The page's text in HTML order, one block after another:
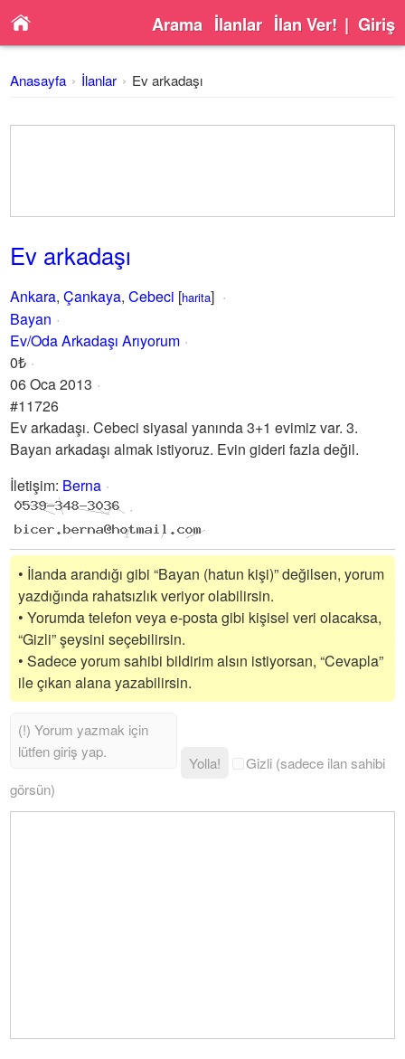
Arama İlanlar İlan Ver! | Giriş
Anasayfa İlanlar Ev arkadaşı
Ev arkadaşı
Ankara,Çankaya,Cebeci [harita]
Bayan
Ev/Oda Arkadaşı Arıyorum
0₺
06 Oca 2013
#11726
Ev arkadaşı. Cebeci siyasal yanında 3+1 evimiz var. 3.
Bayan arkadaşı almak istiyoruz. Evin gideri fazla değil.
İletişim: Berna
• İlanda arandığı gibi “Bayan (hatun kişi)” değilsen, yorum
yazdığında rahatsızlık veriyor olabilirsin.
• Yorumda telefon veya e-posta gibi kişisel veri olacaksa,
“Gizli” şeysini seçebilirsin.
• Sadece yorum sahibi bildirim alsın istiyorsan, “Cevapla”
ile çıkan alana yazabilirsin.
Yolla!
Gizli (sadece ilan sahibi
görsün)